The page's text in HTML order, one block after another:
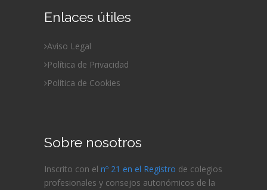
Enlaces útiles
Aviso Legal
Política de Privacidad
Política de Cookies
Sobre nosotros
Inscrito con el nº 21 en el Registro de colegios
profesionales y consejos autonómicos de la